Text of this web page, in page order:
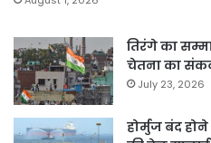
तिरंगे का
चेतना का
July 23, 2026
होर्मुज बंद